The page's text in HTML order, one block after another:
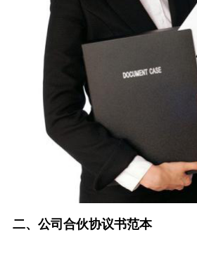
二、公司合伙协议书范本
公司合伙